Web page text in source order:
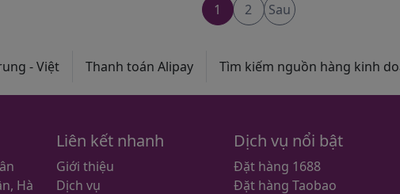
trang web Welog để thanh toán
siêu tiện lợi.
1 2 Sau
- Việt Thanh toán Alipay Tìm kiếm nguồn hàng kinh
Hà
Liên kết nhanh
Giới thiệu
Dịch vụ
Dịch vụ nổi bật
Đặt hàng 1688
Đặt hàng Taobao